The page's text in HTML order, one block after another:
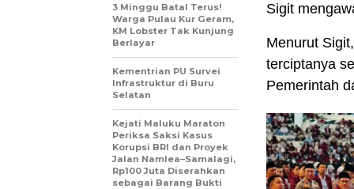
Sigit
Menurut
terciptanya
Pemerintah
3 Minggu Batal Terus!
Warga Pulau Kur Geram,
KM Lobster Tak Kunjung
Berlayar
Kementrian PU Survei
Infrastruktur di Buru
Selatan
Kejati Maluku Maraton
Periksa Saksi Kasus
Korupsi BRI dan Proyek
Jalan Namlea–Samalagi,
Rp100 Juta Diserahkan
sebagai Barang Bukti